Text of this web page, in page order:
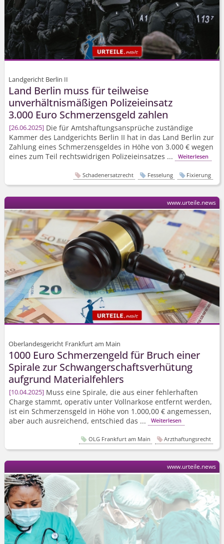
Landgericht Berlin II
Land Berlin muss für teilweise
unverhältnismäßigen Polizeieinsatz
3.000 Euro Schmerzensgeld zahlen
26.06.2025 Die für Amtshaftungs­ansprüche zuständige
Kammer des Landgerichts Berlin II hat in das Land Berlin zur
Zahlung eines Schmerzensgeldes in Höhe von 3.000 € wegen
eines zum Teil rechtswidrigen Polizeieinsatzes ...
Weiterlesen
Schadenersatzrecht Fesselung Fixierung
Oberlandesgericht Frankfurt am Main
1000 Euro Schmerzengeld für Bruch einer
Spirale zur Schwanger­schaftsverhütung
aufgrund Materialfehlers
10.04.2025 Muss eine Spirale, die aus einer fehlerhaften
Charge stammt, operativ unter Vollnarkose entfernt werden,
ist ein Schmerzensgeld in Höhe von 1.000,00 € angemessen,
aber auch ausreichend, entschied das ...
Weiterlesen
www.urteile.news
OLG Frankfurt am Main Arzthaftungsrecht
www.urteile.news